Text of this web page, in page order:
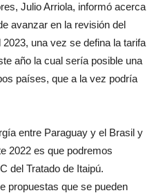
Julio Arriola, informó acerca
avanzar en la revisión del
una vez se defina la tarifa
año la cual sería posible una
países, que a la vez podría
entre Paraguay y el Brasil y
2022 es que podremos
del Tratado de Itaipú.
propuestas que se pueden